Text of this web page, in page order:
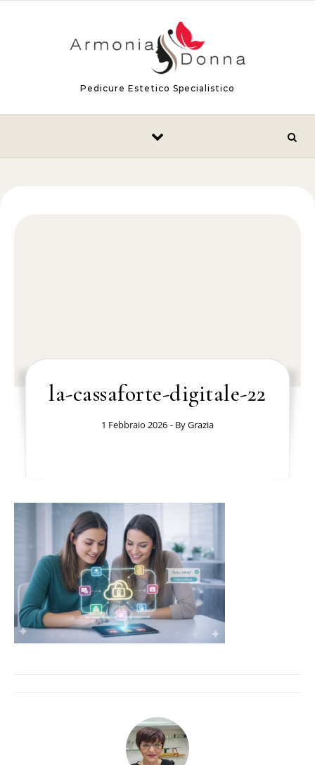
Pedicure Estetico Specialistico
la-cassaforte-digitale-22
1 Febbraio 2026 - ByGrazia